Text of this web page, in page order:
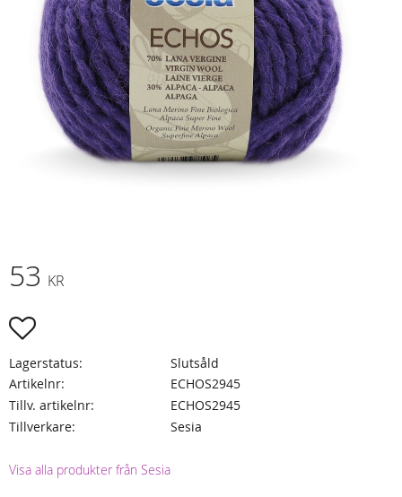
53 KR
Lägg till i favoriter
Lagerstatus
Slutsåld
Artikelnr
ECHOS2945
Tillv. artikelnr
ECHOS2945
Tillverkare
Sesia
Visa alla produkter från Sesia